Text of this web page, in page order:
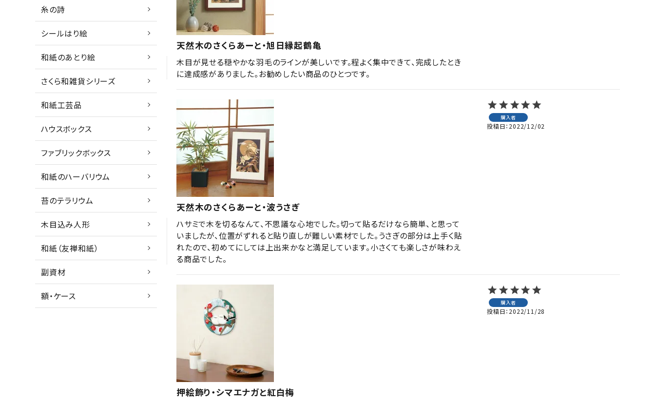
糸の詩
シールはり絵
和紙のあとり絵
さくら和雑貨シリーズ
和紙工芸品
ハウスボックス
ファブリックボックス
和紙のハーバリウム
苔のテラリウム
木目込み人形
和紙（友禅和紙）
副資材
額・ケース
天然木のさくらあーと・旭日縁起鶴亀
木目が見せる穏やかな羽毛のラインが美しいです。程よく集中できて、完成したとき
に達成感がありました。お勧めしたい商品のひとつです。
天然木のさくらあーと・波うさぎ
購入者
投稿日 2022/12/02
ハサミで木を切るなんて、不思議な心地でした。切って貼るだけなら簡単、と思って
いましたが、位置がずれると貼り直しが難しい素材でした。うさぎの部分は上手く貼
れたので、初めてにしては上出来かなと満足しています。小さくても楽しさが味わえ
る商品でした。
押絵飾り・シマエナガと紅白梅
購入者
投稿日 2022/11/28